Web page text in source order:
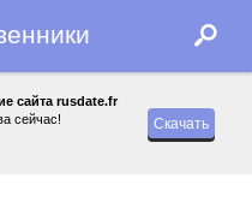
сайта rusdate.fr
сейчас!
Скачать